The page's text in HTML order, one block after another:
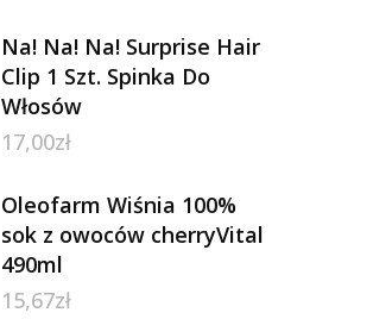
Na! Na! Na! Surprise Hair
Clip 1 Szt. Spinka Do
Włosów
17,00zł
Oleofarm Wiśnia 100%
sok z owoców cherryVital
490ml
15,67zł